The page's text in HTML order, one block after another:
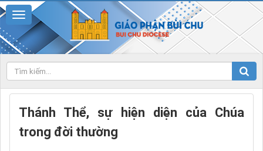
Thánh Thể, sự hiện diện của Chúa
trong đời thường